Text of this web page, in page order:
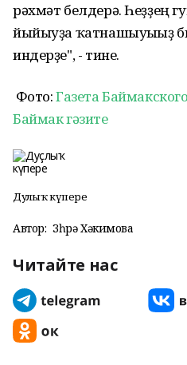
рәхмәт белдерә. Һеҙҙең
йыйыуҙа ҡатнашыуығыҙ
индерҙе", - тине.
Фото:Газета
Баймак гәзите
Дуҫлыҡ күпере
Автор: Зөһрә Хәкимова
Читайте нас